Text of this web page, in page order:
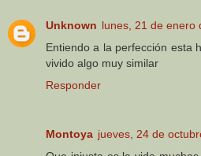
Unknown lunes, 21 de enero
Entiendo a la perfección esta
vivido algo muy similar
Responder
Montoya jueves, 24 de